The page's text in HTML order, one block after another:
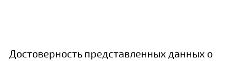
Достоверность представленных данных о